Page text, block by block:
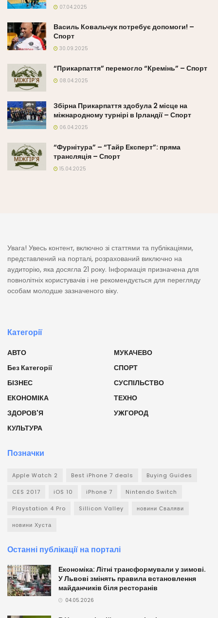
07.04.2025
Василь Ковальчук потребує допомоги! –
Спорт
30.09.2025
“Прикарпаття” перемогло “Кремінь” – Спорт
08.04.2025
Збірна Прикарпаття здобула 2 місце на
міжнародному турнірі в Ірландії – Спорт
06.04.2025
“Фурнітура” – “Тайр Експерт”: пряма
трансляція – Спорт
15.04.2025
Увага! Увесь контент, включно зі статтями та публікаціями,
представлений на порталі, розрахований виключно на
аудиторію, яка досягла 21 року. Інформація призначена для
повнолітніх користувачів і не рекомендується для перегляду
особам молодше зазначеного віку.
Категорії
АВТО
Без Категорії
БІЗНЕС
ЕКОНОМІКА
ЗДОРОВ'Я
КУЛЬТУРА
МУКАЧЕВО
СПОРТ
СУСПІЛЬСТВО
ТЕХНО
УЖГОРОД
Позначки
Apple Watch 2 Best iPhone 7 deals Buying Guides
CES 2017 iOS 10 iPhone 7 Nintendo Switch
Playstation 4 Pro Sillicon Valley новини Сваляви
новини Хуста
Останні публікації на порталі
Економіка: Літні трансформували у зимові.
У Львові змінять правила встановлення
майданчиків біля ресторанів
04.05.2026